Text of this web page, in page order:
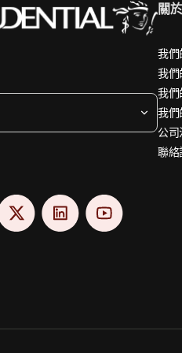
關
我們
我們
我們
我們
公
聯絡